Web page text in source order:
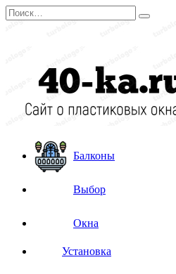
Перейти
к
Search
for:
Балконы
Выбор
Окна
Установка